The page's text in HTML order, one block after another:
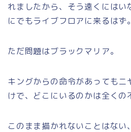
れましたから、そう遠くにはい
にでもライブフロアに来るはず。
ただ問題はブラックマリア。
キングからの命令があってもニ
けで、どこにいるのかは全くの
このまま描かれないことはない